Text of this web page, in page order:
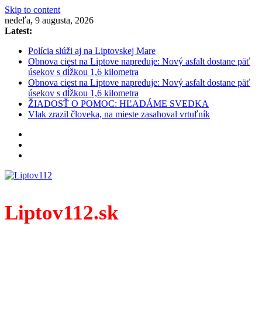
Skip to content
nedeľa, 9 augusta, 2026
Latest:
Polícia slúži aj na Liptovskej Mare
Obnova ciest na Liptove napreduje: Nový asfalt dostane päť
úsekov s dĺžkou 1,6 kilometra
Obnova ciest na Liptove napreduje: Nový asfalt dostane päť
úsekov s dĺžkou 1,6 kilometra
ŽIADOSŤ O POMOC: HĽADÁME SVEDKA
Vlak zrazil človeka, na mieste zasahoval vrtuľník
Liptov112.sk